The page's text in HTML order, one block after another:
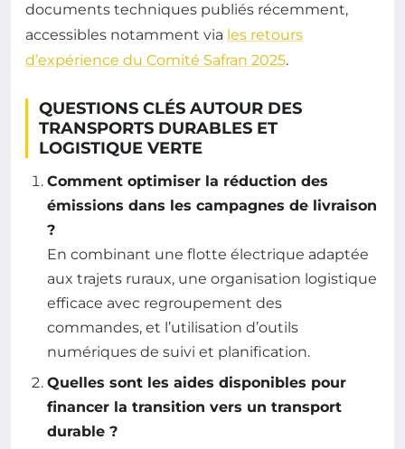
documents techniques publiés récemment,
accessibles notamment via les retours
d’expérience du Comité Safran 2025.
QUESTIONS CLÉS AUTOUR DES
TRANSPORTS DURABLES ET
LOGISTIQUE VERTE
Comment optimiser la réduction des
émissions dans les campagnes de livraison
?
En combinant une flotte électrique adaptée
aux trajets ruraux, une organisation logistique
efficace avec regroupement des
commandes, et l’utilisation d’outils
numériques de suivi et planification.
Quelles sont les aides disponibles pour
financer la transition vers un transport
durable ?